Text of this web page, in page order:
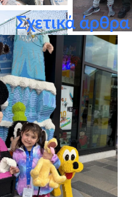
Σχετικά άρθρα